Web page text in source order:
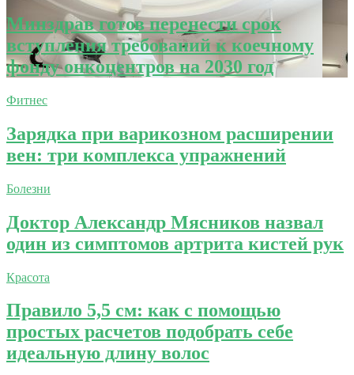
Минздрав готов перенести срок
вступления требований к коечному
фонду онкоцентров на 2030 год
Фитнес
Зарядка при варикозном расширении
вен: три комплекса упражнений
Болезни
Доктор Александр Мясников назвал
один из симптомов артрита кистей рук
Красота
Правило 5,5 см: как с помощью
простых расчетов подобрать себе
идеальную длину волос